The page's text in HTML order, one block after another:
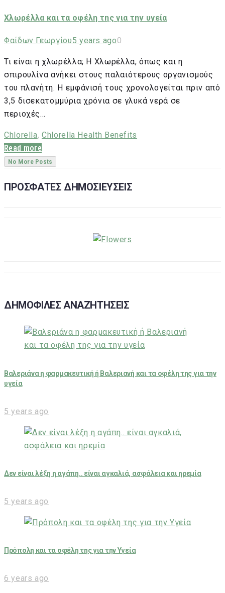
Χλωρέλλα και τα οφέλη της για την υγεία
Φαίδων Γεωργίου5 years ago0
Τι είναι η χλωρέλλα; Η Χλωρέλλα, όπως και η
σπιρουλίνα ανήκει στους παλαιότερους οργανισμούς
του πλανήτη. Η εμφάνισή τους χρονολογείται πριν από
3,5 δισεκατομμύρια χρόνια σε γλυκά νερά σε
περιοχές…
Chlorella,Chlorella Health Benefits
Read more
No More Posts
ΠΡΟΣΦΑΤΕΣ ΔΗΜΟΣΙΕΥΣΕΙΣ
ΔΗΜΟΦΙΛΕΣ ΑΝΑΖΗΤΗΣΕΙΣ
Βαλεριάνα η φαρμακευτική ή Βαλεριανή και τα οφέλη της για την
υγεία
5 years ago
Δεν είναι λέξη η αγάπη.. είναι αγκαλιά, ασφάλεια και ηρεμία
5 years ago
Πρόπολη και τα οφέλη της για την Υγεία
6 years ago